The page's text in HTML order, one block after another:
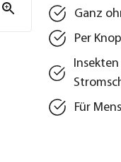
Ganz
Per
Für